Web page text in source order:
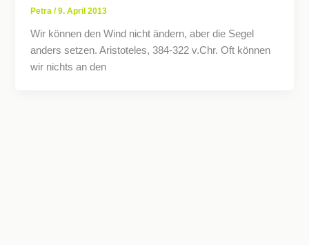
Petra/9. April 2013
Wir können den Wind nicht ändern, aber die Segel
anders setzen. Aristoteles, 384-322 v.Chr. Oft können
wir nichts an den